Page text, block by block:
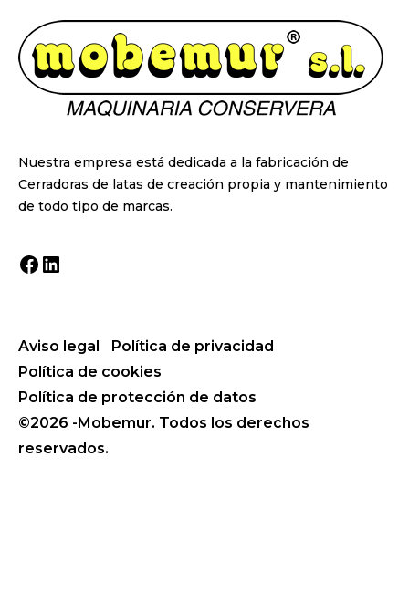
Nuestra empresa está dedicada a la fabricación de
Cerradoras de latas de creación propia y mantenimiento
de todo tipo de marcas.
Facebook
LinkedIn
Aviso legal
Política de privacidad
Política de cookies
Política de protección de datos
©2026 -Mobemur. Todos los derechos
reservados.